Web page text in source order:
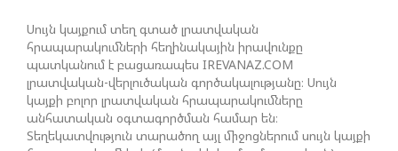
ՄԱԼԴԻՎՑԻ ԳՈՐԾԸՆԿԵՐ ՄՈՀԱՄՄԵԴ ՄՈՒԻԶԱՅԻՆ.
«ՄԵՆՔ ԳՈՀ ԵՆՔ ԱԴՐԲԵՋԱՆԻ ԵՎ ՄԱԼԴԻՎՆԵՐԻ
ՄԻՋԵՎ ՀԱՐԱԲԵՐՈՒԹՅՈՒՆՆԵՐԻ ԴԻՆԱՄԻԿ
ԶԱՐԳԱՑՈՒՄԻՑ»
Սույն կայքում տեղ գտած լրատվական
հրապարակումների հեղինակային իրավունքը
պատկանում է բացառապես IREVANAZ.COM
լրատվական-վերլուծական գործակալությանը։ Սույն
կայքի բոլոր լրատվական հրապարակումները
անհատական օգտագործման համար են։
Տեղեկատվություն տարածող այլ միջոցներում սույն կայքի